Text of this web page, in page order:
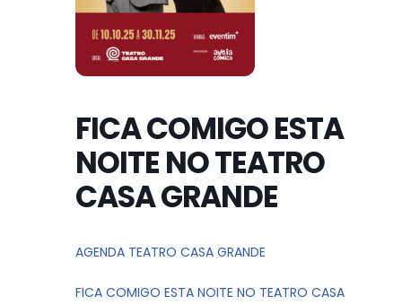
FICA COMIGO ESTA
NOITE NO TEATRO
CASA GRANDE
AGENDA TEATRO CASA GRANDE
FICA COMIGO ESTA NOITE NO TEATRO CASA